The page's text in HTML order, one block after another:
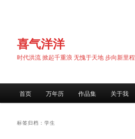
喜气洋洋
时代洪流 掀起千重浪 无愧于天地 步向新里程
首页 万年历 作品集 关于我
标签归档：学生